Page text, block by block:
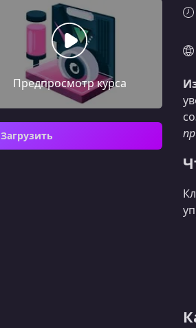
Предпросмотр курса
Загрузить